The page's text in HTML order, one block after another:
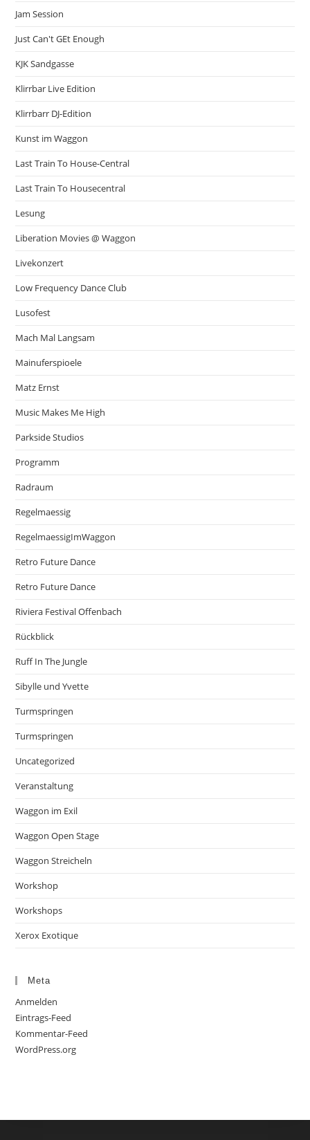
Jam Session
Just Can't GEt Enough
KJK Sandgasse
Klirrbar Live Edition
Klirrbarr DJ-Edition
Kunst im Waggon
Last Train To House-Central
Last Train To Housecentral
Lesung
Liberation Movies @ Waggon
Livekonzert
Low Frequency Dance Club
Lusofest
Mach Mal Langsam
Mainuferspioele
Matz Ernst
Music Makes Me High
Parkside Studios
Programm
Radraum
Regelmaessig
RegelmaessigImWaggon
Retro Future Dance
Retro Future Dance
Riviera Festival Offenbach
Rückblick
Ruff In The Jungle
Sibylle und Yvette
Turmspringen
Turmspringen
Uncategorized
Veranstaltung
Waggon im Exil
Waggon Open Stage
Waggon Streicheln
Workshop
Workshops
Xerox Exotique
Meta
Anmelden
Eintrags-Feed
Kommentar-Feed
WordPress.org